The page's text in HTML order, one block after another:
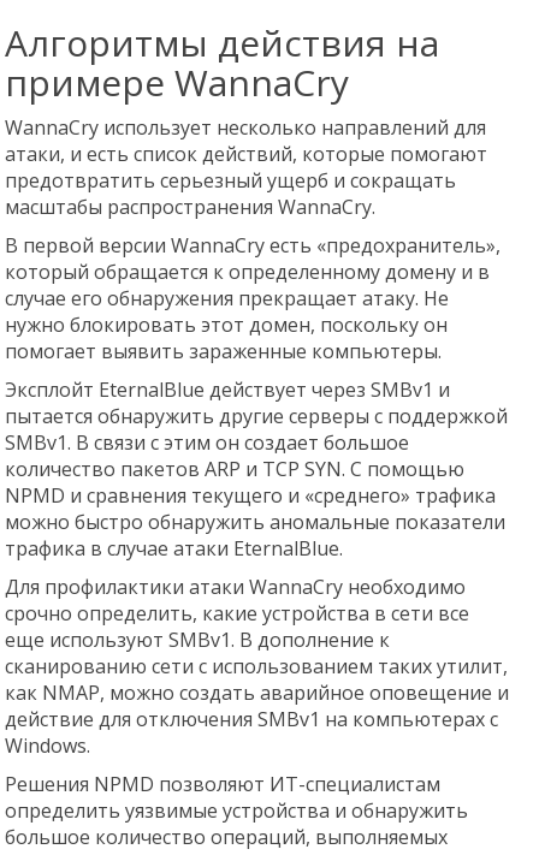
Алгоритмы действия на
примере WannaCry
WannaCry использует несколько направлений для
атаки, и есть список действий, которые помогают
предотвратить серьезный ущерб и сокращать
масштабы распространения WannaCry.
В первой версии WannaCry есть «предохранитель»,
который обращается к определенному домену и в
случае его обнаружения прекращает атаку. Не
нужно блокировать этот домен, поскольку он
помогает выявить зараженные компьютеры.
Эксплойт EternalBlue действует через SMBv1 и
пытается обнаружить другие серверы с поддержкой
SMBv1. В связи с этим он создает большое
количество пакетов ARP и TCP SYN. С помощью
NPMD и сравнения текущего и «среднего» трафика
можно быстро обнаружить аномальные показатели
трафика в случае атаки EternalBlue.
Для профилактики атаки WannaCry необходимо
срочно определить, какие устройства в сети все
еще используют SMBv1. В дополнение к
сканированию сети с использованием таких утилит,
как NMAP, можно создать аварийное оповещение и
действие для отключения SMBv1 на компьютерах с
Windows.
Решения NPMD позволяют ИТ-специалистам
определить уязвимые устройства и обнаружить
большое количество операций, выполняемых